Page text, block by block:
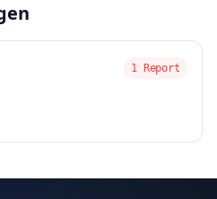
1 Report